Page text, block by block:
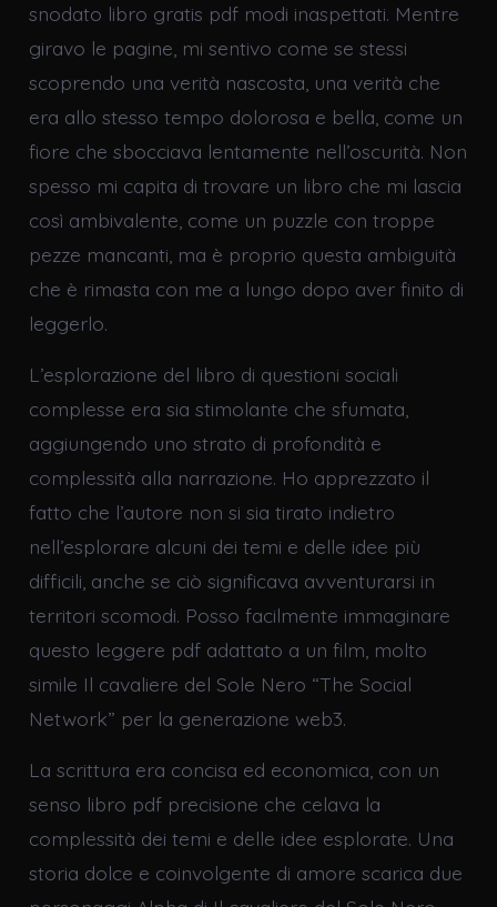
snodato libro gratis pdf modi inaspettati. Mentre
giravo le pagine, mi sentivo come se stessi
scoprendo una verità nascosta, una verità che
era allo stesso tempo dolorosa e bella, come un
fiore che sbocciava lentamente nell’oscurità. Non
spesso mi capita di trovare un libro che mi lascia
così ambivalente, come un puzzle con troppe
pezze mancanti, ma è proprio questa ambiguità
che è rimasta con me a lungo dopo aver finito di
leggerlo.
L’esplorazione del libro di questioni sociali
complesse era sia stimolante che sfumata,
aggiungendo uno strato di profondità e
complessità alla narrazione. Ho apprezzato il
fatto che l’autore non si sia tirato indietro
nell’esplorare alcuni dei temi e delle idee più
difficili, anche se ciò significava avventurarsi in
territori scomodi. Posso facilmente immaginare
questo leggere pdf adattato a un film, molto
simile Il cavaliere del Sole Nero “The Social
Network” per la generazione web3.
La scrittura era concisa ed economica, con un
senso libro pdf precisione che celava la
complessità dei temi e delle idee esplorate. Una
storia dolce e coinvolgente di amore scarica due